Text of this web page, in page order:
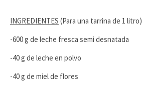
INGREDIENTES (Para una tarrina de 1 litro)
-600 g de leche fresca semi desnatada
-40 g de leche en polvo
-40 g de miel de flores